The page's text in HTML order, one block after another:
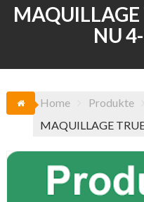
MAQUILLAGE
NU
Home
Produkte
MAQUILLAGE